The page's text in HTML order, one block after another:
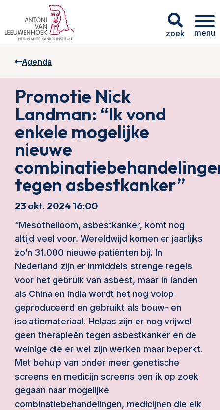
zoek menu
Agenda
Promotie Nick
Landman: “Ik vond
enkele mogelijke
nieuwe
tegen asbestkanker”
23 okt. 2024 16:00
“Mesothelioom, asbestkanker, komt nog
altijd veel voor. Wereldwijd komen er jaarlijks
zo’n 31.000 nieuwe patiënten bij. In
Nederland zijn er inmiddels strenge regels
voor het gebruik van asbest, maar in landen
als China en India wordt het nog volop
geproduceerd en gebruikt als bouw- en
isolatiemateriaal. Helaas zijn er nog vrijwel
geen therapieën tegen asbestkanker en de
weinige die er wel zijn werken maar beperkt.
Met behulp van onder meer genetische
screens en medicijn screens ben ik op zoek
gegaan naar mogelijke
combinatiebehandelingen, medicijnen die elk